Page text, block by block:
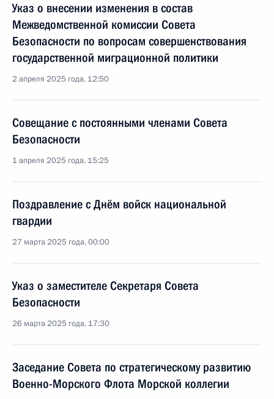
Указ о внесении изменения в состав
Межведомственной комиссии Совета
Безопасности по вопросам совершенствования
государственной миграционной политики
2 апреля 2025 года, 12:50
Совещание с постоянными членами Совета
Безопасности
1 апреля 2025 года, 15:25
Поздравление с Днём войск национальной
гвардии
27 марта 2025 года, 00:00
Указ о заместителе Секретаря Совета
Безопасности
26 марта 2025 года, 17:30
Заседание Совета по стратегическому развитию
Военно-Морского Флота Морской коллегии